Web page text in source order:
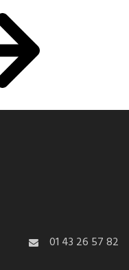
01 43 26 57 82